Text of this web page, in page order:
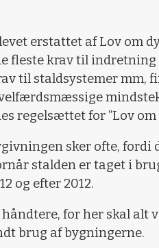
erstattet af Lov om
fleste krav til
til staldsystemer mm,
regelsættet for ”Lov
sker ofte, fordi
stalden er taget i
og efter 2012.
håndtere, for her skal alt
brug af bygningerne.